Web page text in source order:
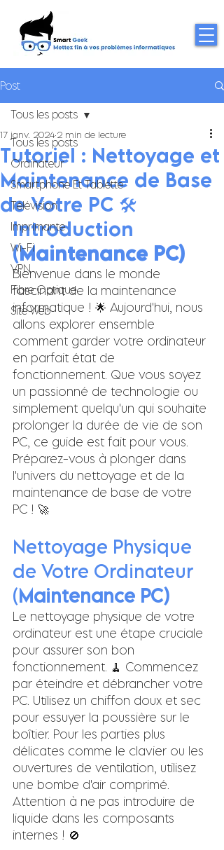
Post
Tous les posts
Ordinateur
Smartphone Et Tablette
Télévision
Imprimante
Wi-Fi
VPN
Fibre Optique
Site Web
Tous les posts
Tutoriel : Nettoyage et
Maintenance de Base
de Votre PC 🛠️
17 janv. 2024 2 min de lecture
Introduction
(Maintenance PC)
Bienvenue dans le monde
fascinant de la maintenance
informatique ! 🌟 Aujourd'hui, nous
allons explorer ensemble
comment garder votre ordinateur
en parfait état de
fonctionnement. Que vous soyez
un passionné de technologie ou
simplement quelqu'un qui souhaite
prolonger la durée de vie de son
PC, ce guide est fait pour vous.
Préparez-vous à plonger dans
l'univers du nettoyage et de la
maintenance de base de votre
PC ! 🚀
Nettoyage Physique
de Votre Ordinateur
(Maintenance PC)
Le nettoyage physique de votre
ordinateur est une étape cruciale
pour assurer son bon
fonctionnement. 🧹 Commencez
par éteindre et débrancher votre
PC. Utilisez un chiffon doux et sec
pour essuyer la poussière sur le
boîtier. Pour les parties plus
délicates comme le clavier ou les
ouvertures de ventilation, utilisez
une bombe d'air comprimé.
Attention à ne pas introduire de
liquide dans les composants
internes ! 🚫